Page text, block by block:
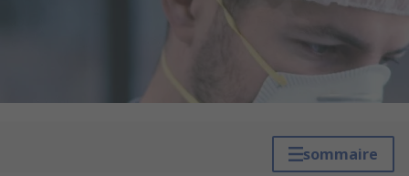
sommaire